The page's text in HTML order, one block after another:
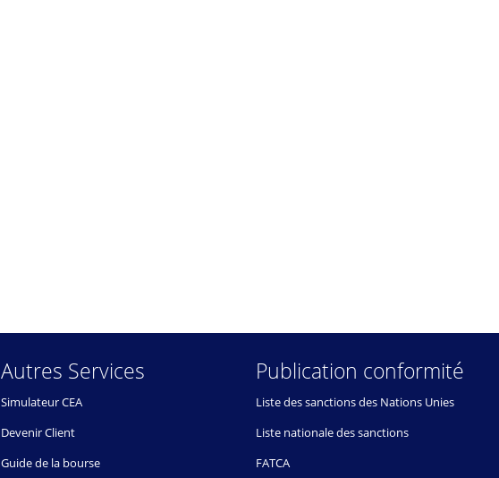
Autres Services
Simulateur CEA
Devenir Client
Guide de la bourse
Publication conformité
Liste des sanctions des Nations Unies
Liste nationale des sanctions
FATCA